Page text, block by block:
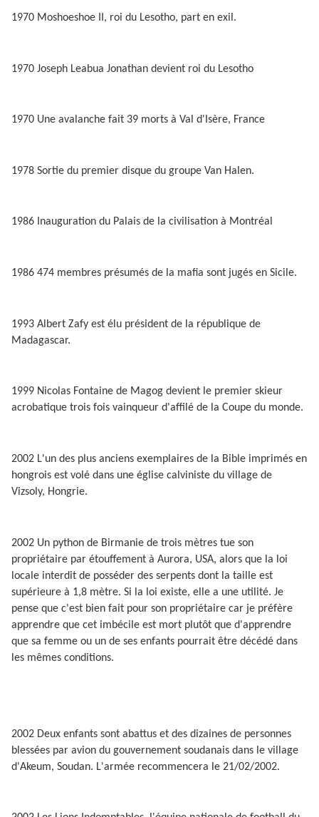
1970 Moshoeshoe II, roi du Lesotho, part en exil.
1970 Joseph Leabua Jonathan devient roi du Lesotho
1970 Une avalanche fait 39 morts à Val d'Isère, France
1978 Sortie du premier disque du groupe Van Halen.
1986 Inauguration du Palais de la civilisation à Montréal
1986 474 membres présumés de la mafia sont jugés en Sicile.
1993 Albert Zafy est élu président de la république de
Madagascar.
1999 Nicolas Fontaine de Magog devient le premier skieur
acrobatique trois fois vainqueur d'affilé de la Coupe du monde.
2002 L'un des plus anciens exemplaires de la Bible imprimés en
hongrois est volé dans une église calviniste du village de
Vizsoly, Hongrie.
2002 Un python de Birmanie de trois mètres tue son
propriétaire par étouffement à Aurora, USA, alors que la loi
locale interdit de posséder des serpents dont la taille est
supérieure à 1,8 mètre. Si la loi existe, elle a une utilité. Je
pense que c'est bien fait pour son propriétaire car je préfère
apprendre que cet imbécile est mort plutôt que d'apprendre
que sa femme ou un de ses enfants pourrait être décédé dans
les mêmes conditions.
2002 Deux enfants sont abattus et des dizaines de personnes
blessées par avion du gouvernement soudanais dans le village
d'Akeum, Soudan. L'armée recommencera le 21/02/2002.